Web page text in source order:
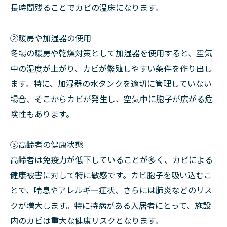
長時間残ることでカビの温床になります。
②暖房や加湿器の使用
冬場の暖房や乾燥対策として加湿器を使用すると、空気
中の湿度が上がり、カビが繁殖しやすい条件を作り出し
ます。特に、加湿器の水タンクを適切に管理していない
場合、そこからカビが発生し、空気中に胞子が広がる危
険性もあります。
➂高齢者の健康状態
高齢者は免疫力が低下していることが多く、カビによる
健康被害に対して特に敏感です。カビ胞子を吸い込むこ
とで、喘息やアレルギー症状、さらには肺炎などのリス
クが増大します。特に持病がある入居者にとって、施設
内のカビは重大な健康リスクとなります。